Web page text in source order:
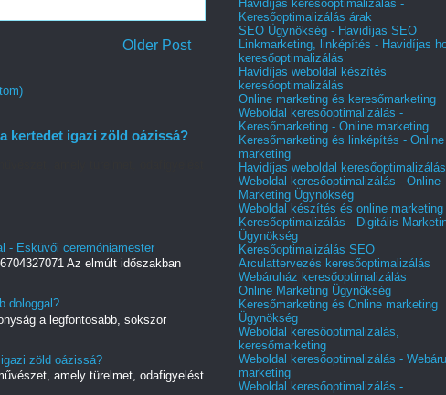
Older Post
kertedet igazi zöld oázissá?
- Esküvői ceremóniamester
Az elmúlt időszakban
dologgal?
a legfontosabb, sokszor
zöld oázissá?
amely türelmet, odafigyelést
Havidíjas keresőoptimalizálás -
Keresőoptimalizálás árak
SEO Ügynökség - Havidíjas SEO
Linkmarketing, linképítés - Havidíjas
keresőoptimalizálás
Havidíjas weboldal készítés
keresőoptimalizálás
Online marketing és keresőmarketing
Weboldal keresőoptimalizálás -
Keresőmarketing - Online marketing
Keresőmarketing és linképítés - Online
marketing
Havidíjas weboldal keresőoptimalizálás
Weboldal keresőoptimalizálás - Online
Marketing Ügynökség
Weboldal készítés és online marketing
Keresőoptimalizálás - Digitális
Ügynökség
Keresőoptimalizálás SEO
Arculattervezés keresőoptimalizálás
Webáruház keresőoptimalizálás
Online Marketing Ügynökség
Keresőmarketing és Online marketing
Ügynökség
Weboldal keresőoptimalizálás,
keresőmarketing
Weboldal keresőoptimalizálás -
marketing
Weboldal keresőoptimalizálás -